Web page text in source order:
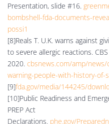
Presentation, slide #16.
bombshell-fda-documents-
possi1
[8]Reals T. U.K. warns against
to severe allergic reactions.
2020. cbsnews.com/amp/
warning-people-with-history-of-
[9]fda.gov/media/144245/
[10]Public Readiness and
PREP Act
Declarations. phe.gov/